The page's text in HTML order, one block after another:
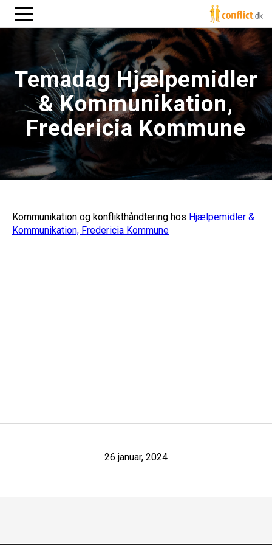
Temadag Hjælpemidler
& Kommunikation,
Fredericia Kommune
Kommunikation og konflikthåndtering hos Hjælpemidler &
Kommunikation, Fredericia Kommune
26 januar, 2024